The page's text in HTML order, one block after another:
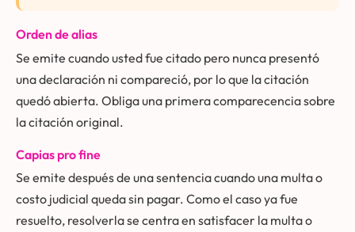
Orden de alias
Se emite cuando usted fue citado pero nunca presentó
una declaración ni compareció, por lo que la citación
quedó abierta. Obliga una primera comparecencia sobre
la citación original.
Capias pro fine
Se emite después de una sentencia cuando una multa o
costo judicial queda sin pagar. Como el caso ya fue
resuelto, resolverla se centra en satisfacer la multa o